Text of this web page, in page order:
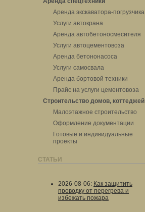
Аренда экскаватора-погрузчика
Услуги автокрана
Аренда автобетоносмесителя
Услуги автоцементовоза
Аренда бетононасоса
Услуги самосвала
Аренда бортовой техники
Прайс на услуги цементовоза
Строительство домов, коттеджей
Малоэтажное строительство
Оформление документации
Готовые и индивидуальные
проекты
СТАТЬИ
2026-08-06: Как защитить
проводку от перегрева и
избежать пожара